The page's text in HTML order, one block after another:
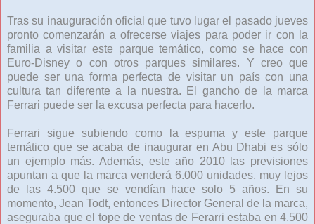
Tras su inauguración oficial que tuvo lugar el pasado jueves
pronto comenzarán a ofrecerse viajes para poder ir con la
familia a visitar este parque temático, como se hace con
Euro-Disney o con otros parques similares. Y creo que
puede ser una forma perfecta de visitar un país con una
cultura tan diferente a la nuestra. El gancho de la marca
Ferrari puede ser la excusa perfecta para hacerlo.
Ferrari sigue subiendo como la espuma y este parque
temático que se acaba de inaugurar en Abu Dhabi es sólo
un ejemplo más. Además, este año 2010 las previsiones
apuntan a que la marca venderá 6.000 unidades, muy lejos
de las 4.500 que se vendían hace solo 5 años. En su
momento, Jean Todt, entonces Director General de la marca,
aseguraba que el tope de ventas de Ferarri estaba en 4.500